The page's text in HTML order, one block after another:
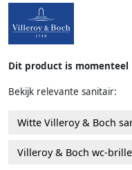
Dit product is momenteel
Bekijk relevante sanitair:
Witte Villeroy & Boch
Villeroy & Boch wc-